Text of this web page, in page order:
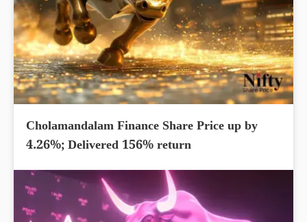
Cholamandalam Finance Share Price up by
4.26%; Delivered 156% return